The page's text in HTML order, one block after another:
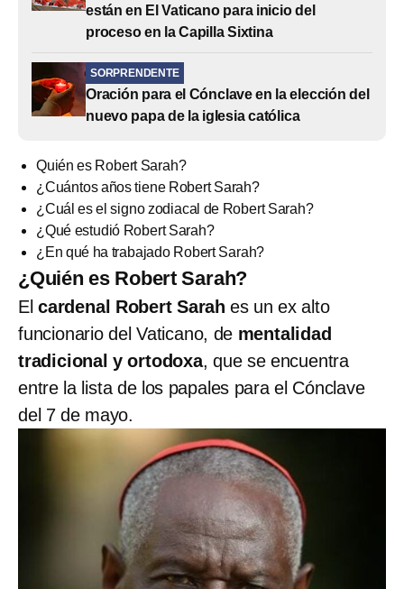
están en El Vaticano para inicio del
proceso en la Capilla Sixtina
SORPRENDENTE
Oración para el Cónclave en la elección del
nuevo papa de la iglesia católica
Quién es Robert Sarah?
¿Cuántos años tiene Robert Sarah?
¿Cuál es el signo zodiacal de Robert Sarah?
¿Qué estudió Robert Sarah?
¿En qué ha trabajado Robert Sarah?
¿Quién es Robert Sarah?
El cardenal Robert Sarah es un ex alto
funcionario del Vaticano, de mentalidad
tradicional y ortodoxa, que se encuentra
entre la lista de los papales para el Cónclave
del 7 de mayo.